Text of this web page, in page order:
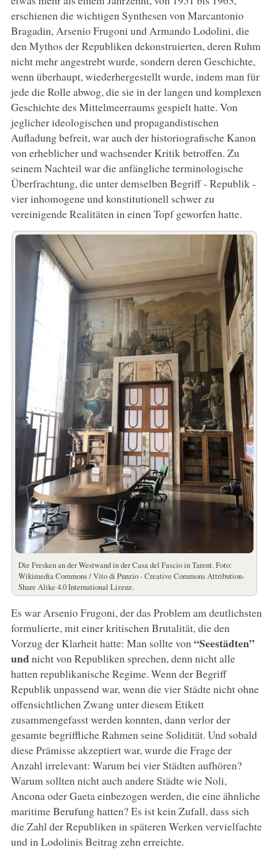
erschienen die wichtigen Synthesen von Marcantonio
Bragadin, Arsenio Frugoni und Armando Lodolini, die
den Mythos der Republiken dekonstruierten, deren Ruhm
nicht mehr angestrebt wurde, sondern deren Geschichte,
wenn überhaupt, wiederhergestellt wurde, indem man für
jede die Rolle abwog, die sie in der langen und komplexen
Geschichte des Mittelmeerraums gespielt hatte. Von
jeglicher ideologischen und propagandistischen
Aufladung befreit, war auch der historiografische Kanon
von erheblicher und wachsender Kritik betroffen. Zu
seinem Nachteil war die anfängliche terminologische
Überfrachtung, die unter demselben Begriff - Republik -
vier inhomogene und konstitutionell schwer zu
vereinigende Realitäten in einen Topf geworfen hatte.
Die Fresken an der Westwand in der Casa del Fascio in Tarent. Foto:
Wikimedia Commons / Vito di Punzio - Creative Commons Attribution-
Share Alike 4.0 International Lizenz.
Es war Arsenio Frugoni, der das Problem am deutlichsten
formulierte, mit einer kritischen Brutalität, die den
Vorzug der Klarheit hatte: Man sollte von“Seestädten”
undnicht von Republiken sprechen, denn nicht alle
hatten republikanische Regime. Wenn der Begriff
Republik unpassend war, wenn die vier Städte nicht ohne
offensichtlichen Zwang unter diesem Etikett
zusammengefasst werden konnten, dann verlor der
gesamte begriffliche Rahmen seine Solidität. Und sobald
diese Prämisse akzeptiert war, wurde die Frage der
Anzahl irrelevant: Warum bei vier Städten aufhören?
Warum sollten nicht auch andere Städte wie Noli,
Ancona oder Gaeta einbezogen werden, die eine ähnliche
maritime Berufung hatten? Es ist kein Zufall, dass sich
die Zahl der Republiken in späteren Werken vervielfachte
und in Lodolinis Beitrag zehn erreichte.